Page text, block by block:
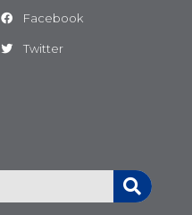
Facebook
Twitter